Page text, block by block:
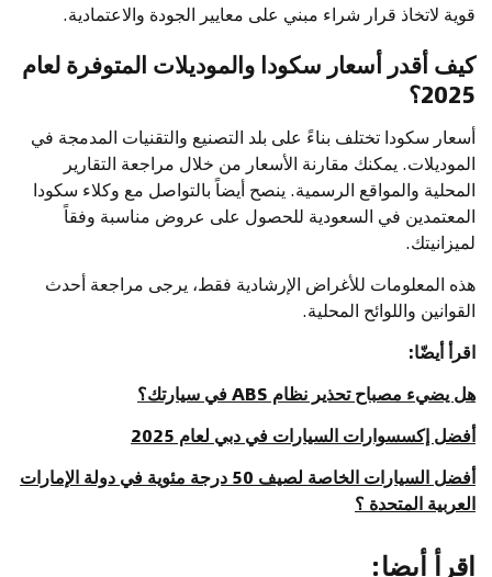
قوية لاتخاذ قرار شراء مبني على معايير الجودة والاعتمادية.
كيف أقدر أسعار سكودا والموديلات المتوفرة لعام
2025؟
أسعار سكودا تختلف بناءً على بلد التصنيع والتقنيات المدمجة في
الموديلات. يمكنك مقارنة الأسعار من خلال مراجعة التقارير
المحلية والمواقع الرسمية. ينصح أيضاً بالتواصل مع وكلاء سكودا
المعتمدين في السعودية للحصول على عروض مناسبة وفقاً
لميزانيتك.
هذه المعلومات للأغراض الإرشادية فقط، يرجى مراجعة أحدث
القوانين واللوائح المحلية.
اقرأ أيضّا:
هل يضيء مصباح تحذير نظام ABS في سيارتك؟
أفضل إكسسوارات السيارات في دبي لعام 2025
أفضل السيارات الخاصة لصيف 50 درجة مئوية في دولة الإمارات
العربية المتحدة ؟
اقرأ أيضا: